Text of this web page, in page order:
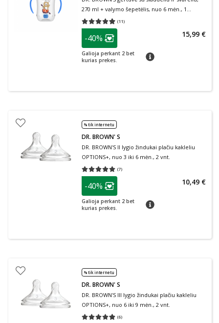
270 ml + valymo šepetėlis, nuo 6 mėn., 1
vnt.+Šepetėlis(11)
Vidutinis įvertinimas 4.91
patarimas
Lojalumo klubo narių nuolaida
-40%
Galioja perkant 2 bet
kurias prekes.
patarimas
15,99 €
% tik internetu
DR. BROWN' S
DR. BROWN'S II lygio žindukai plačiu kakleliu
OPTIONS+, nuo 3 iki 6 mėn., 2 vnt.
(7)
Vidutinis įvertinimas 5.00
patarimas
Lojalumo klubo narių nuolaida
-40%
Galioja perkant 2 bet
kurias prekes.
patarimas
10,49 €
% tik internetu
DR. BROWN' S
DR. BROWN'S III lygio žindukai plačiu kakleliu
OPTIONS+, nuo 6 iki 9 mėn., 2 vnt.
(6)
Vidutinis įvertinimas 4.83